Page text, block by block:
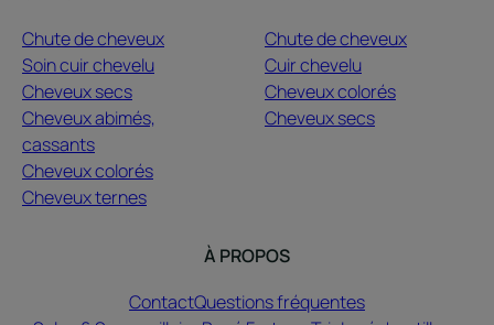
Chute de cheveux
Soin cuir chevelu
Cheveux secs
Cheveux abimés,
cassants
Cheveux colorés
Cheveux ternes
Chute de cheveux
Cuir chevelu
Cheveux colorés
Cheveux secs
À PROPOS
ContactQuestions fréquentes